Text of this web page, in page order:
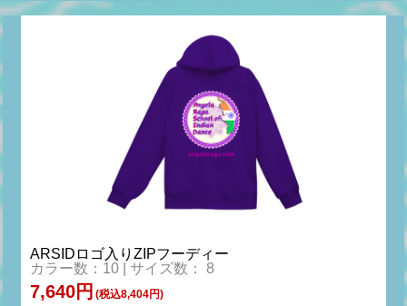
ARSIDロゴ入りZIPフーディー
カラー数：10 | サイズ数： 8
7,640円 (税込8,404円)